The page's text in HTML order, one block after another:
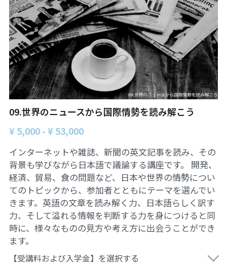
13対面講座：ビオダンサ
14対面講座：表現することは生きること
09.世界のニュースから国際情勢を読み解こう
¥ 5,000 - ¥ 53,000
インターネットや雑誌、新聞の英文記事を読み、その
背景も学びながら日本語で議論する講座です。 開発、
経済、貿易、食の問題など、日本や世界の情勢につい
てのトピックから、参加者とともにテーマを選んでい
きます。英語の文章を読み解く力、日本語らしく訳す
力、そして溢れる情報を判断する力を身につけると同
時に、様々なものの見方や考え方に出会うことができ
ます。
【受講料および入学金】を選択する
【越境】04鎌田慧 時代を描く・ルポルタージ
ュの現場から
【越境】01民主主義の修復へ
【越境】02アジア太平洋を非核地帯にするため
に
【越境】05市民による社会調査力アップ入門講
座
【越境】06 韓国：「文化民主主義」の根っこを
学ぶ
【越境】07アイヌ語の基礎を学びながら知里真
志保の仕事をとらえなおす
【越境】08ラテンアメリカ先住民の言語と文化
を学ぶ
自然栽培2026